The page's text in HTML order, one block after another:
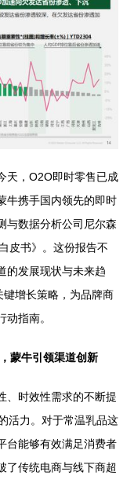
天，O2O即时零售已成
牛携手国内领先的即时
与数据分析公司尼尔森
皮书》。这份报告不
的发展现状与未来趋
键增长策略，为品牌商
指南。
蒙牛引领渠道创新
、时效性需求的不断提
活力。对于常温乳品这
台能够有效满足消费者
了传统电商与线下商超